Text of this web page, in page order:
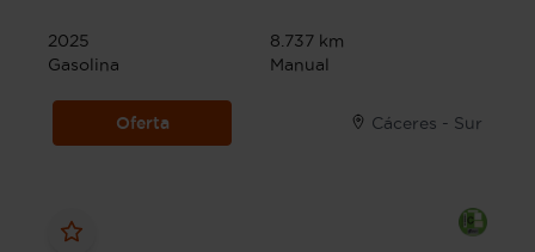
2025
8.737 km
Gasolina
Manual
Oferta Cáceres - Sur